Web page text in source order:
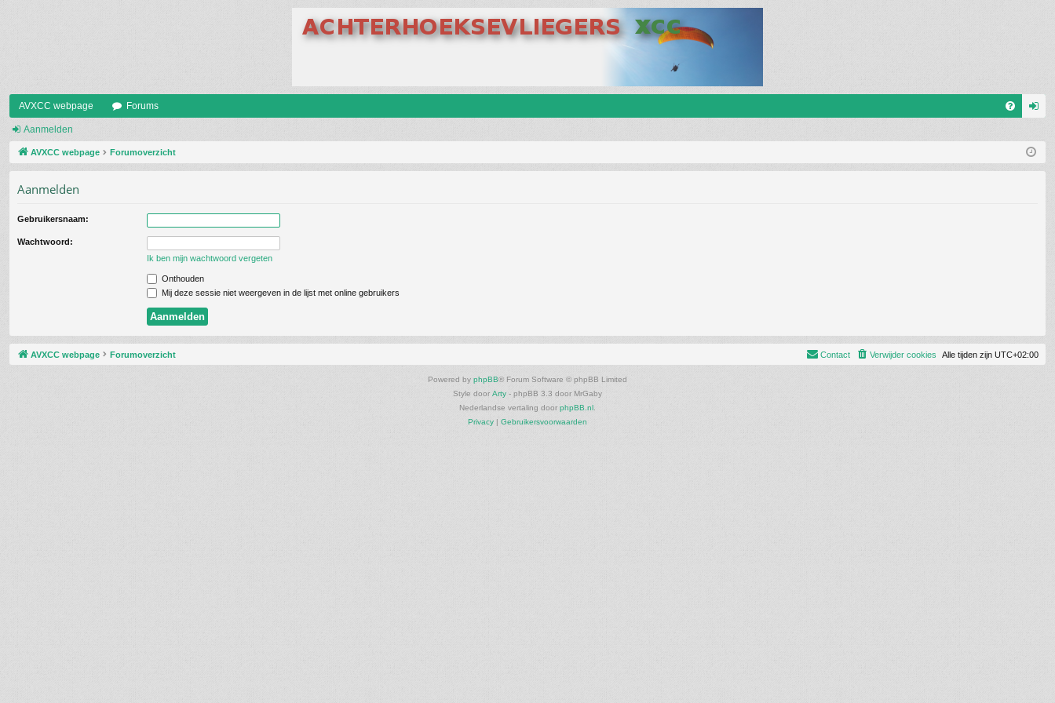
AVXCC webpage Forums
m
Aanmelden
AVXCC webpage Forumoverzicht
Aanmelden
Gebruikersnaam:
Wachtwoord:
Ik ben mijn wachtwoord vergeten
Onthouden
Mij deze sessie niet weergeven in de lijst met online gebruikers
AVXCC webpage Forumoverzicht Alle tijden zijn UTC+02:00
Verwijder cookies
Contact
Powered by phpBB® Forum Software © phpBB Limited
Style door Arty - phpBB 3.3 door MrGaby
Nederlandse vertaling door phpBB.nl
Privacy | Gebruikersvoorwaarden